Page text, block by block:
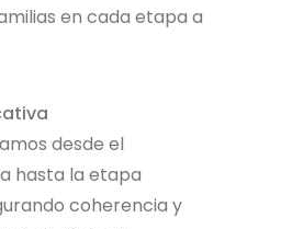
en cada etapa a
desde el
hasta la etapa
coherencia y